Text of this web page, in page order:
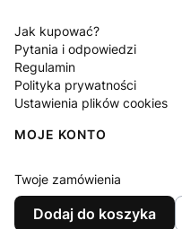
Jak kupować?
Pytania i odpowiedzi
Regulamin
Polityka prywatności
Ustawienia plików cookies
MOJE KONTO
Twoje zamówienia
Ustawienia konta
Ulubione
Dodaj do koszyka